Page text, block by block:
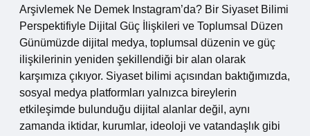
Arşivlemek Ne Demek Instagram’da? Bir Siyaset Bilimi
Perspektifiyle Dijital Güç İlişkileri ve Toplumsal Düzen
Günümüzde dijital medya, toplumsal düzenin ve güç
ilişkilerinin yeniden şekillendiği bir alan olarak
karşımıza çıkıyor. Siyaset bilimi açısından baktığımızda,
sosyal medya platformları yalnızca bireylerin
etkileşimde bulunduğu dijital alanlar değil, aynı
zamanda iktidar, kurumlar, ideoloji ve vatandaşlık gibi